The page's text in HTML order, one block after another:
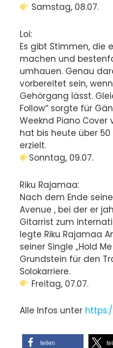
Samstag, 08.07.
Loi:
Es gibt Stimmen, die
machen und
umhauen. Genau
vorbereitet sein,
Gehörgang lässt.
Follow“ sorgte für
Weeknd Piano Cover
hat bis heute über
erzielt.
Sonntag, 09.07.
Riku Rajamaa:
Nach dem Ende
Avenue , bei der er
Gitarrist zum
legte Riku Rajamaa
seiner Single „Hold
Grundstein für den
Solokarriere.
Freitag, 07.07.
Alle Infos unter
teilen